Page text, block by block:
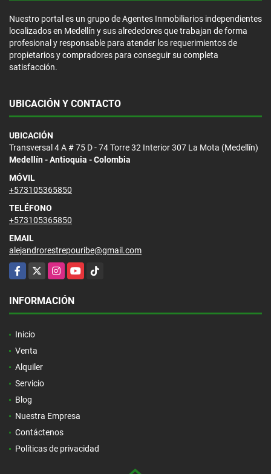
Nuestro portal es un grupo de Agentes Inmobiliarios independientes
localizados en Medellín y sus alrededores que trabajan de forma
profesional y responsable para atender los requerimientos de
propietarios y compradores para conseguir su completa
satisfacción.
UBICACIÓN Y CONTACTO
UBICACIÓN
Transversal 4 A # 75 D - 74 Torre 32 Interior 307 La Mota (Medellín)
Medellín - Antioquia - Colombia
MÓVIL
+573105365850
TELÉFONO
+573105365850
EMAIL
alejandrorestrepouribe@gmail.com
Facebook
X InstagramYouTubeTikTok
INFORMACIÓN
Inicio
Venta
Alquiler
Servicio
Blog
Nuestra Empresa
Contáctenos
Políticas de privacidad